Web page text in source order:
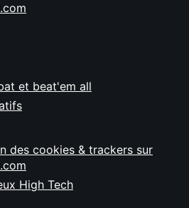
et beat'em all
des cookies & trackers sur
High Tech